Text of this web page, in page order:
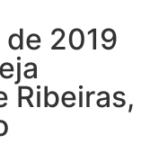
2019
Ribeiras,